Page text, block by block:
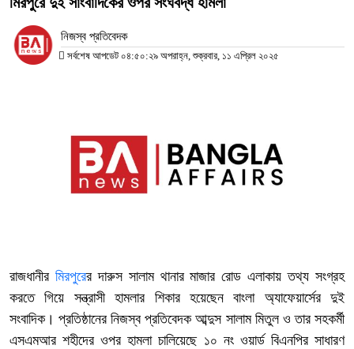
নিজস্ব প্রতিবেদক
সর্বশেষ আপডেট ০৪:৫০:২৯ অপরাহ্ন, শুক্রবার, ১১ এপ্রিল ২০২৫
রাজধানীর মিরপুরের দারুস সালাম থানার মাজার রোড এলাকায় তথ্য সংগ্রহ
করতে গিয়ে সন্ত্রাসী হামলার শিকার হয়েছেন বাংলা অ্যাফেয়ার্সের দুই
সংবাদিক। প্রতিষ্ঠানের নিজস্ব প্রতিবেদক আব্দুস সালাম মিতুল ও তার সহকর্মী
এসএমআর শহীদের ওপর হামলা চালিয়েছে ১০ নং ওয়ার্ড বিএনপির সাধারণ